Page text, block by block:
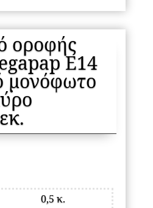
οροφής
E14
μονόφωτο
0,5 κ.